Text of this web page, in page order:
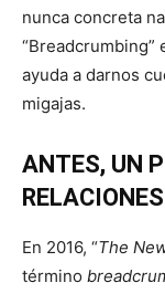
nunca concreta
“Breadcrumbing”
ayuda a darnos
migajas.
ANTES, UN
En 2016, “The
término